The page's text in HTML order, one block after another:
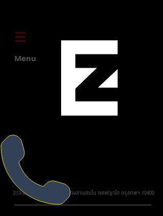
Menu
213-215 ถ.วิภาวดี รังสิต แขวงสามเสนใน เขตพญาไท กรุงเทพฯ 10400